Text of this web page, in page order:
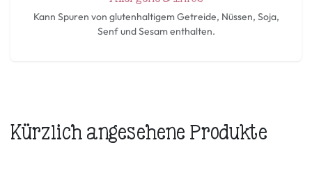
Kann Spuren von glutenhaltigem Getreide, Nüssen, Soja,
Senf und Sesam enthalten.
Kürzlich angesehene Produkte